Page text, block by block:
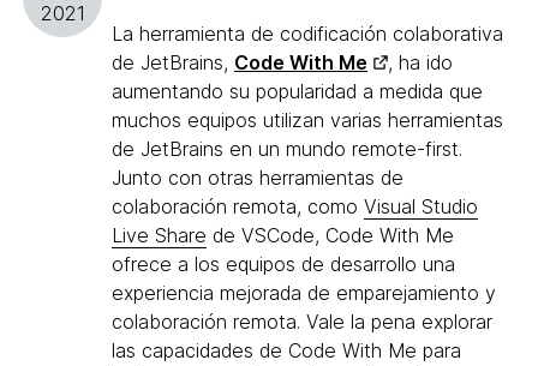
2021
La herramienta de codificación colaborativa
de JetBrains, Code With Me
, ha ido
aumentando su popularidad a medida que
muchos equipos utilizan varias herramientas
de JetBrains en un mundo remote-first.
Junto con otras herramientas de
colaboración remota, como Visual Studio
Live Share de VSCode, Code With Me
ofrece a los equipos de desarrollo una
experiencia mejorada de emparejamiento y
colaboración remota. Vale la pena explorar
las capacidades de Code With Me para